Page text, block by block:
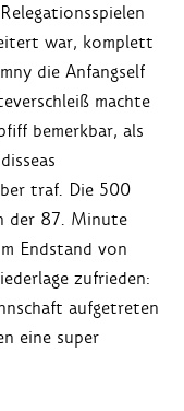
war, komplett
die Anfangself
machte
bemerkbar, als
traf. Die 500
der 87. Minute
Endstand von
zufrieden:
aufgetreten
eine super